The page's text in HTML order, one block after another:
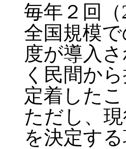
毎年２回
全国規模
度が導入
く民間か
定着した
ただし、
を決定す